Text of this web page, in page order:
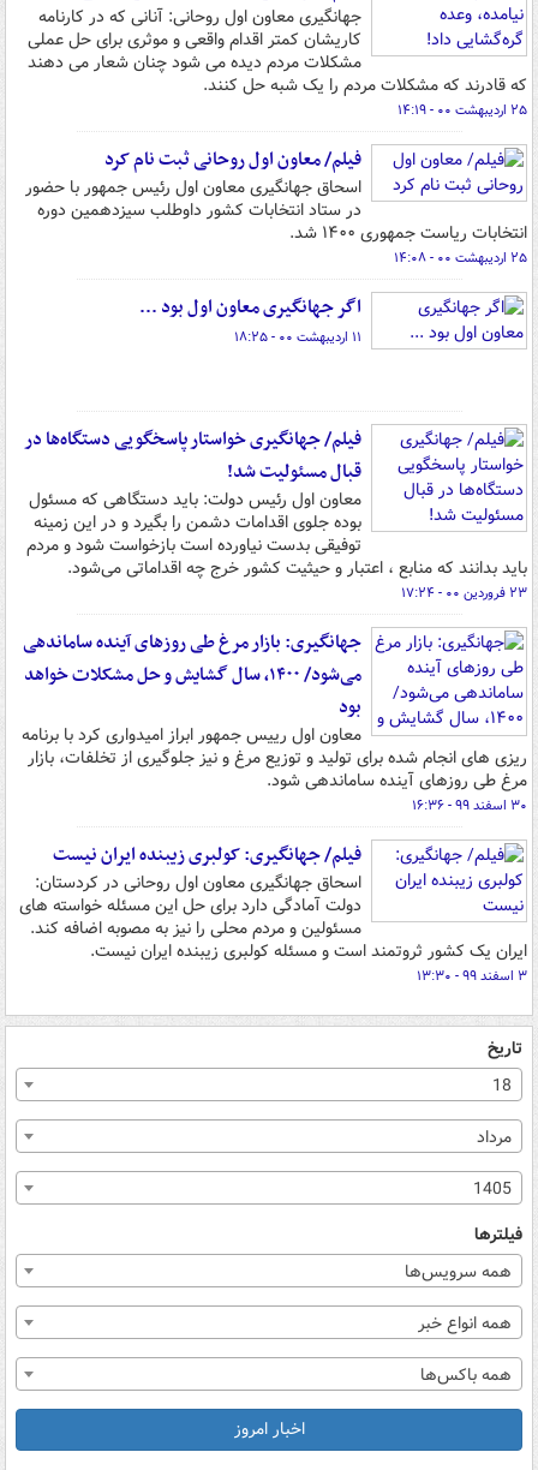
جهانگیری معاون اول روحانی: آنانی که در کارنامه
کاریشان کمتر اقدام واقعی و موثری برای حل عملی
مشکلات مردم دیده می شود چنان شعار می دهند
که قادرند که مشکلات مردم را یک شبه حل کنند.
۲۵ اردیبهشت ۰۰ - ۱۴:۱۹
فیلم/ معاون اول روحانی ثبت نام کرد
اسحاق جهانگیری معاون اول رئیس جمهور با حضور
در ستاد انتخابات کشور داوطلب سیزدهمین دوره
انتخابات ریاست جمهوری ۱۴۰۰ شد.
۲۵ اردیبهشت ۰۰ - ۱۴:۰۸
اگر جهانگیری معاون اول بود ...
۱۱ اردیبهشت ۰۰ - ۱۸:۲۵
فیلم/ جهانگیری خواستار پاسخگویی دستگاه‌ها در
قبال مسئولیت شد!
معاون اول رئیس دولت: باید دستگاهی که مسئول
بوده جلوی اقدامات دشمن را بگیرد و در این زمینه
توفیقی بدست نیاورده است بازخواست شود و مردم
باید بدانند که منابع ، اعتبار و حیثیت کشور خرج چه اقداماتی می‌شود.
۲۳ فروردین ۰۰ - ۱۷:۲۴
جهانگیری: بازار مرغ طی روزهای آینده ساماندهی
می‌شود/ ۱۴۰۰، سال گشایش و حل مشکلات خواهد
بود
معاون اول رییس جمهور ابراز امیدواری کرد با برنامه
ریزی های انجام شده برای تولید و توزیع مرغ و نیز جلوگیری از تخلفات، بازار
مرغ طی روزهای آینده ساماندهی شود.
۳۰ اسفند ۹۹ - ۱۶:۳۶
فیلم/ جهانگیری: کولبری زیبنده‌ ایران نیست
اسحاق جهانگیری معاون اول روحانی در کردستان:
دولت آمادگی دارد برای حل این مسئله خواسته های
مسئولین و مردم محلی را نیز به مصوبه اضافه کند.
ایران یک کشور ثروتمند است و مسئله کولبری زیبنده ایران نیست.
۳ اسفند ۹۹ - ۱۳:۳۰
تاریخ
18
مرداد
1405
فیلترها
همه سرویس‌ها
همه انواع خبر
همه باکس‌ها
اخبار امروز